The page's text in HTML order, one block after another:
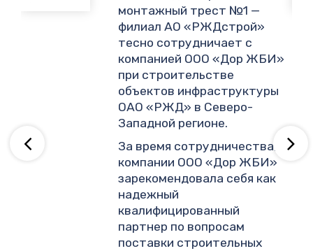
монтажный трест №1 —
филиал АО «РЖДстрой»
тесно сотрудничает с
компанией ООО «Дор ЖБИ»
при строительстве
объектов инфраструктуры
ОАО «РЖД» в Северо-
Западной регионе.
За время сотрудничества,
компании ООО «Дор ЖБИ»
зарекомендовала себя как
надежный
квалифицированный
партнер по вопросам
поставки строительных